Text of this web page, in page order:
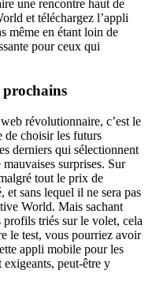
une rencontre haut de
et téléchargez l’appli
même en étant loin de
pour ceux qui
prochains
révolutionnaire, c’est le
de choisir les futurs
derniers qui sélectionnent
surprises. Sur
tout le prix de
et sans lequel il ne sera pas
World. Mais sachant
profils triés sur le volet, cela
le test, vous pourriez avoir
appli mobile pour les
exigeants, peut-être y